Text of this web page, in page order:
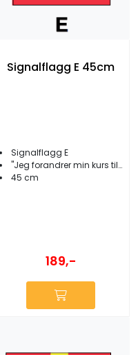
Signalflagg E 45cm
Signalflagg E
''Jeg forandrer min kurs til styrbord''
45 cm
189,-